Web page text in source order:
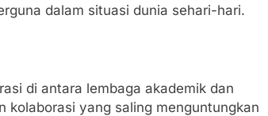
dalam situasi dunia sehari-hari.
di antara lembaga akademik dan
kolaborasi yang saling menguntungkan